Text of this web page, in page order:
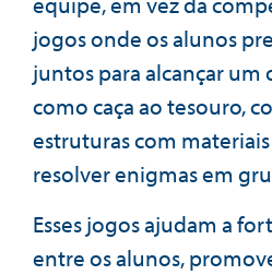
jogos onde os alunos
juntos para alcançar
como caça ao tesouro,
estruturas com
resolver enigmas em
Esses jogos ajudam a
entre os alunos,